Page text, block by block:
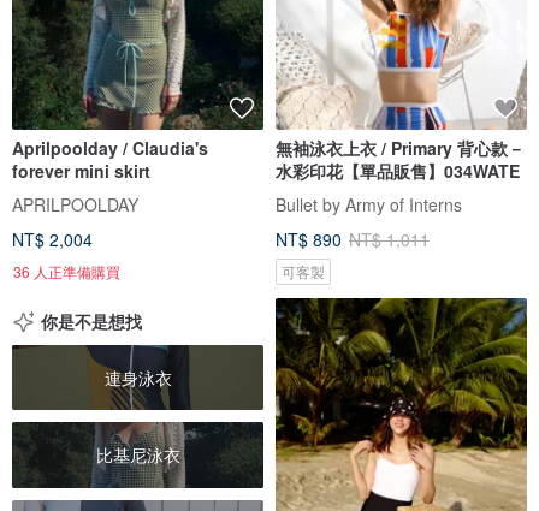
Aprilpoolday / Claudia's
forever mini skirt
APRILPOOLDAY
NT$ 2,004
36 人正準備購買
無袖泳衣上衣 / Primary 背心款－
水彩印花【單品販售】034WATE
Bullet by Army of Interns
NT$ 890 NT$ 1,011
可客製
你是不是想找
連身泳衣
比基尼泳衣